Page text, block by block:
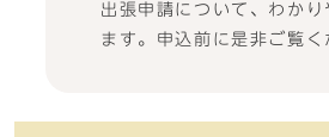
出張申請について、わかり
ます。申込前に是非ご覧く